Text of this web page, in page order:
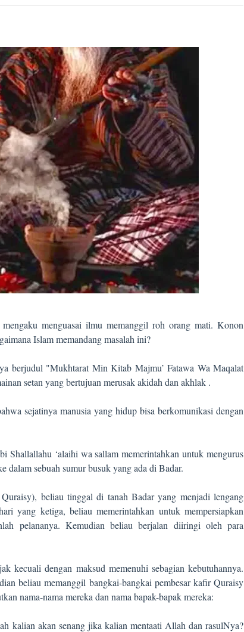
menguasai ilmu memanggil roh orang mati. Konon
Islam memandang masalah ini?
berjudul "Mukhtarat Min Kitab Majmu’ Fatawa Wa Maqalat
setan yang bertujuan merusak akidah dan akhlak .
sejatinya manusia yang hidup bisa berkomunikasi dengan
Shallallahu ‘alaihi wa sallam memerintahkan untuk mengurus
dalam sebuah sumur busuk yang ada di Badar.
beliau tinggal di tanah Badar yang menjadi lengang
yang ketiga, beliau memerintahkan untuk mempersiapkan
pelananya. Kemudian beliau berjalan diiringi oleh para
kecuali dengan maksud memenuhi sebagian kebutuhannya.
beliau memanggil bangkai-bangkai pembesar kafir Quraisy
nama-nama mereka dan nama bapak-bapak mereka:
kalian akan senang jika kalian mentaati Allah dan rasulNya?